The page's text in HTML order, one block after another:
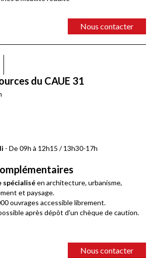
Nous contacter
du CAUE 31
- De 09h à 12h15 / 13h30-17h
spécialiséen architecture, urbanisme,
et paysage.
ouvrages accessible librement.
après dépôt d'un chèque de caution.
Nous contacter